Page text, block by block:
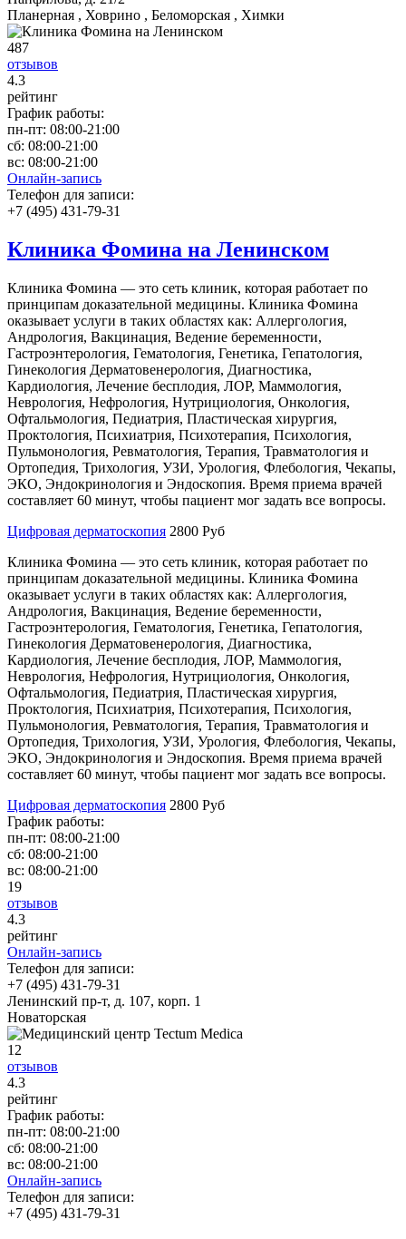
Планерная , Ховрино , Беломорская , Химки
487
отзывов
4.3
рейтинг
График работы:
пн-пт: 08:00-21:00
сб: 08:00-21:00
вс: 08:00-21:00
Онлайн-запись
Телефон для записи:
+7 (495) 431-79-31
Клиника Фомина на Ленинском
Клиника Фомина — это сеть клиник, которая работает по
принципам доказательной медицины. Клиника Фомина
оказывает услуги в таких областях как: Аллергология,
Андрология, Вакцинация, Ведение беременности,
Гастроэнтерология, Гематология, Генетика, Гепатология,
Гинекология Дерматовенерология, Диагностика,
Кардиология, Лечение бесплодия, ЛОР, Маммология,
Неврология, Нефрология, Нутрициология, Онкология,
Офтальмология, Педиатрия, Пластическая хирургия,
Проктология, Психиатрия, Психотерапия, Психология,
Пульмонология, Ревматология, Терапия, Травматология и
Ортопедия, Трихология, УЗИ, Урология, Флебология, Чекапы,
ЭКО, Эндокринология и Эндоскопия. Время приема врачей
составляет 60 минут, чтобы пациент мог задать все вопросы.
Цифровая дерматоскопия 2800 Руб
Клиника Фомина — это сеть клиник, которая работает по
принципам доказательной медицины. Клиника Фомина
оказывает услуги в таких областях как: Аллергология,
Андрология, Вакцинация, Ведение беременности,
Гастроэнтерология, Гематология, Генетика, Гепатология,
Гинекология Дерматовенерология, Диагностика,
Кардиология, Лечение бесплодия, ЛОР, Маммология,
Неврология, Нефрология, Нутрициология, Онкология,
Офтальмология, Педиатрия, Пластическая хирургия,
Проктология, Психиатрия, Психотерапия, Психология,
Пульмонология, Ревматология, Терапия, Травматология и
Ортопедия, Трихология, УЗИ, Урология, Флебология, Чекапы,
ЭКО, Эндокринология и Эндоскопия. Время приема врачей
составляет 60 минут, чтобы пациент мог задать все вопросы.
Цифровая дерматоскопия 2800 Руб
График работы:
пн-пт: 08:00-21:00
сб: 08:00-21:00
вс: 08:00-21:00
19
отзывов
4.3
рейтинг
Онлайн-запись
Телефон для записи:
+7 (495) 431-79-31
Ленинский пр-т, д. 107, корп. 1
Новаторская
12
отзывов
4.3
рейтинг
График работы:
пн-пт: 08:00-21:00
сб: 08:00-21:00
вс: 08:00-21:00
Онлайн-запись
Телефон для записи:
+7 (495) 431-79-31